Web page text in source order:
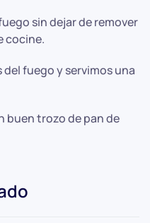
sin dejar de remover
cocine.
fuego y servimos una
buen trozo de pan de